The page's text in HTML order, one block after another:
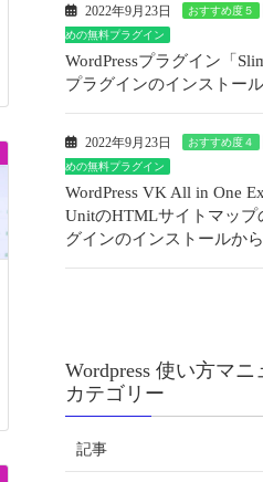
2022年9月23日 おすすめ度５
めの無料プラグイン
WordPressプラグイン「
プラグインのインストー
2022年9月23日 おすすめ度４
めの無料プラグイン
WordPress VK All in One
UnitのHTMLサイトマップ
グインのインストールか
Wordpress 使い方マニ
カテゴリー
記事